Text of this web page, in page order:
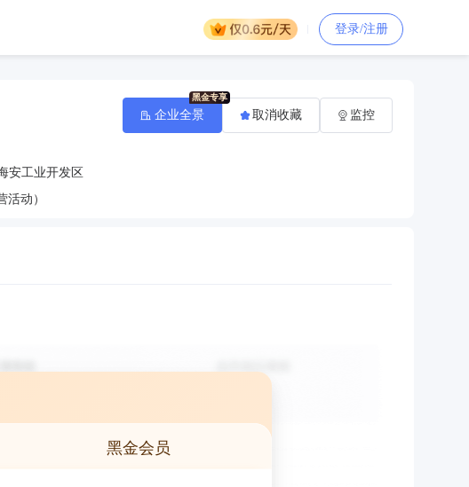
登录/注册
安工业开发区
动）
企业全景 取消收藏 监控
黑金会员